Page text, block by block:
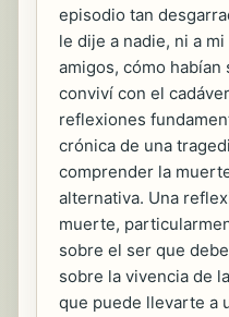
episodio tan
le dije a nadie, ni a
amigos, cómo
conviví con el
reflexiones
crónica de una
comprender la
alternativa. Una
muerte,
sobre el ser que
sobre la vivencia de
que puede llevarte a